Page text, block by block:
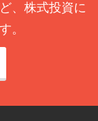
、株式投資に
。